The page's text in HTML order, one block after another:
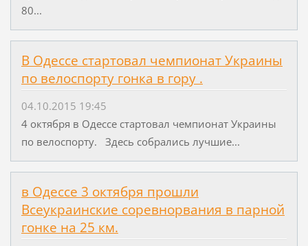
80...
В Одессе стартовал чемпионат Украины
по велоспорту гонка в гору .
04.10.2015 19:45
4 октября в Одессе стартовал чемпионат Украины
по велоспорту. Здесь собрались лучшие...
в Одессе 3 октября прошли
Всеукраинские соревнорвания в парной
гонке на 25 км.